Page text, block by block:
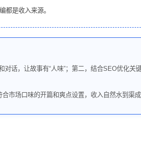
都是收入来源。
话，让故事有“人味”；第二，结合SEO优化关
市场口味的开篇和爽点设置，收入自然水到渠成